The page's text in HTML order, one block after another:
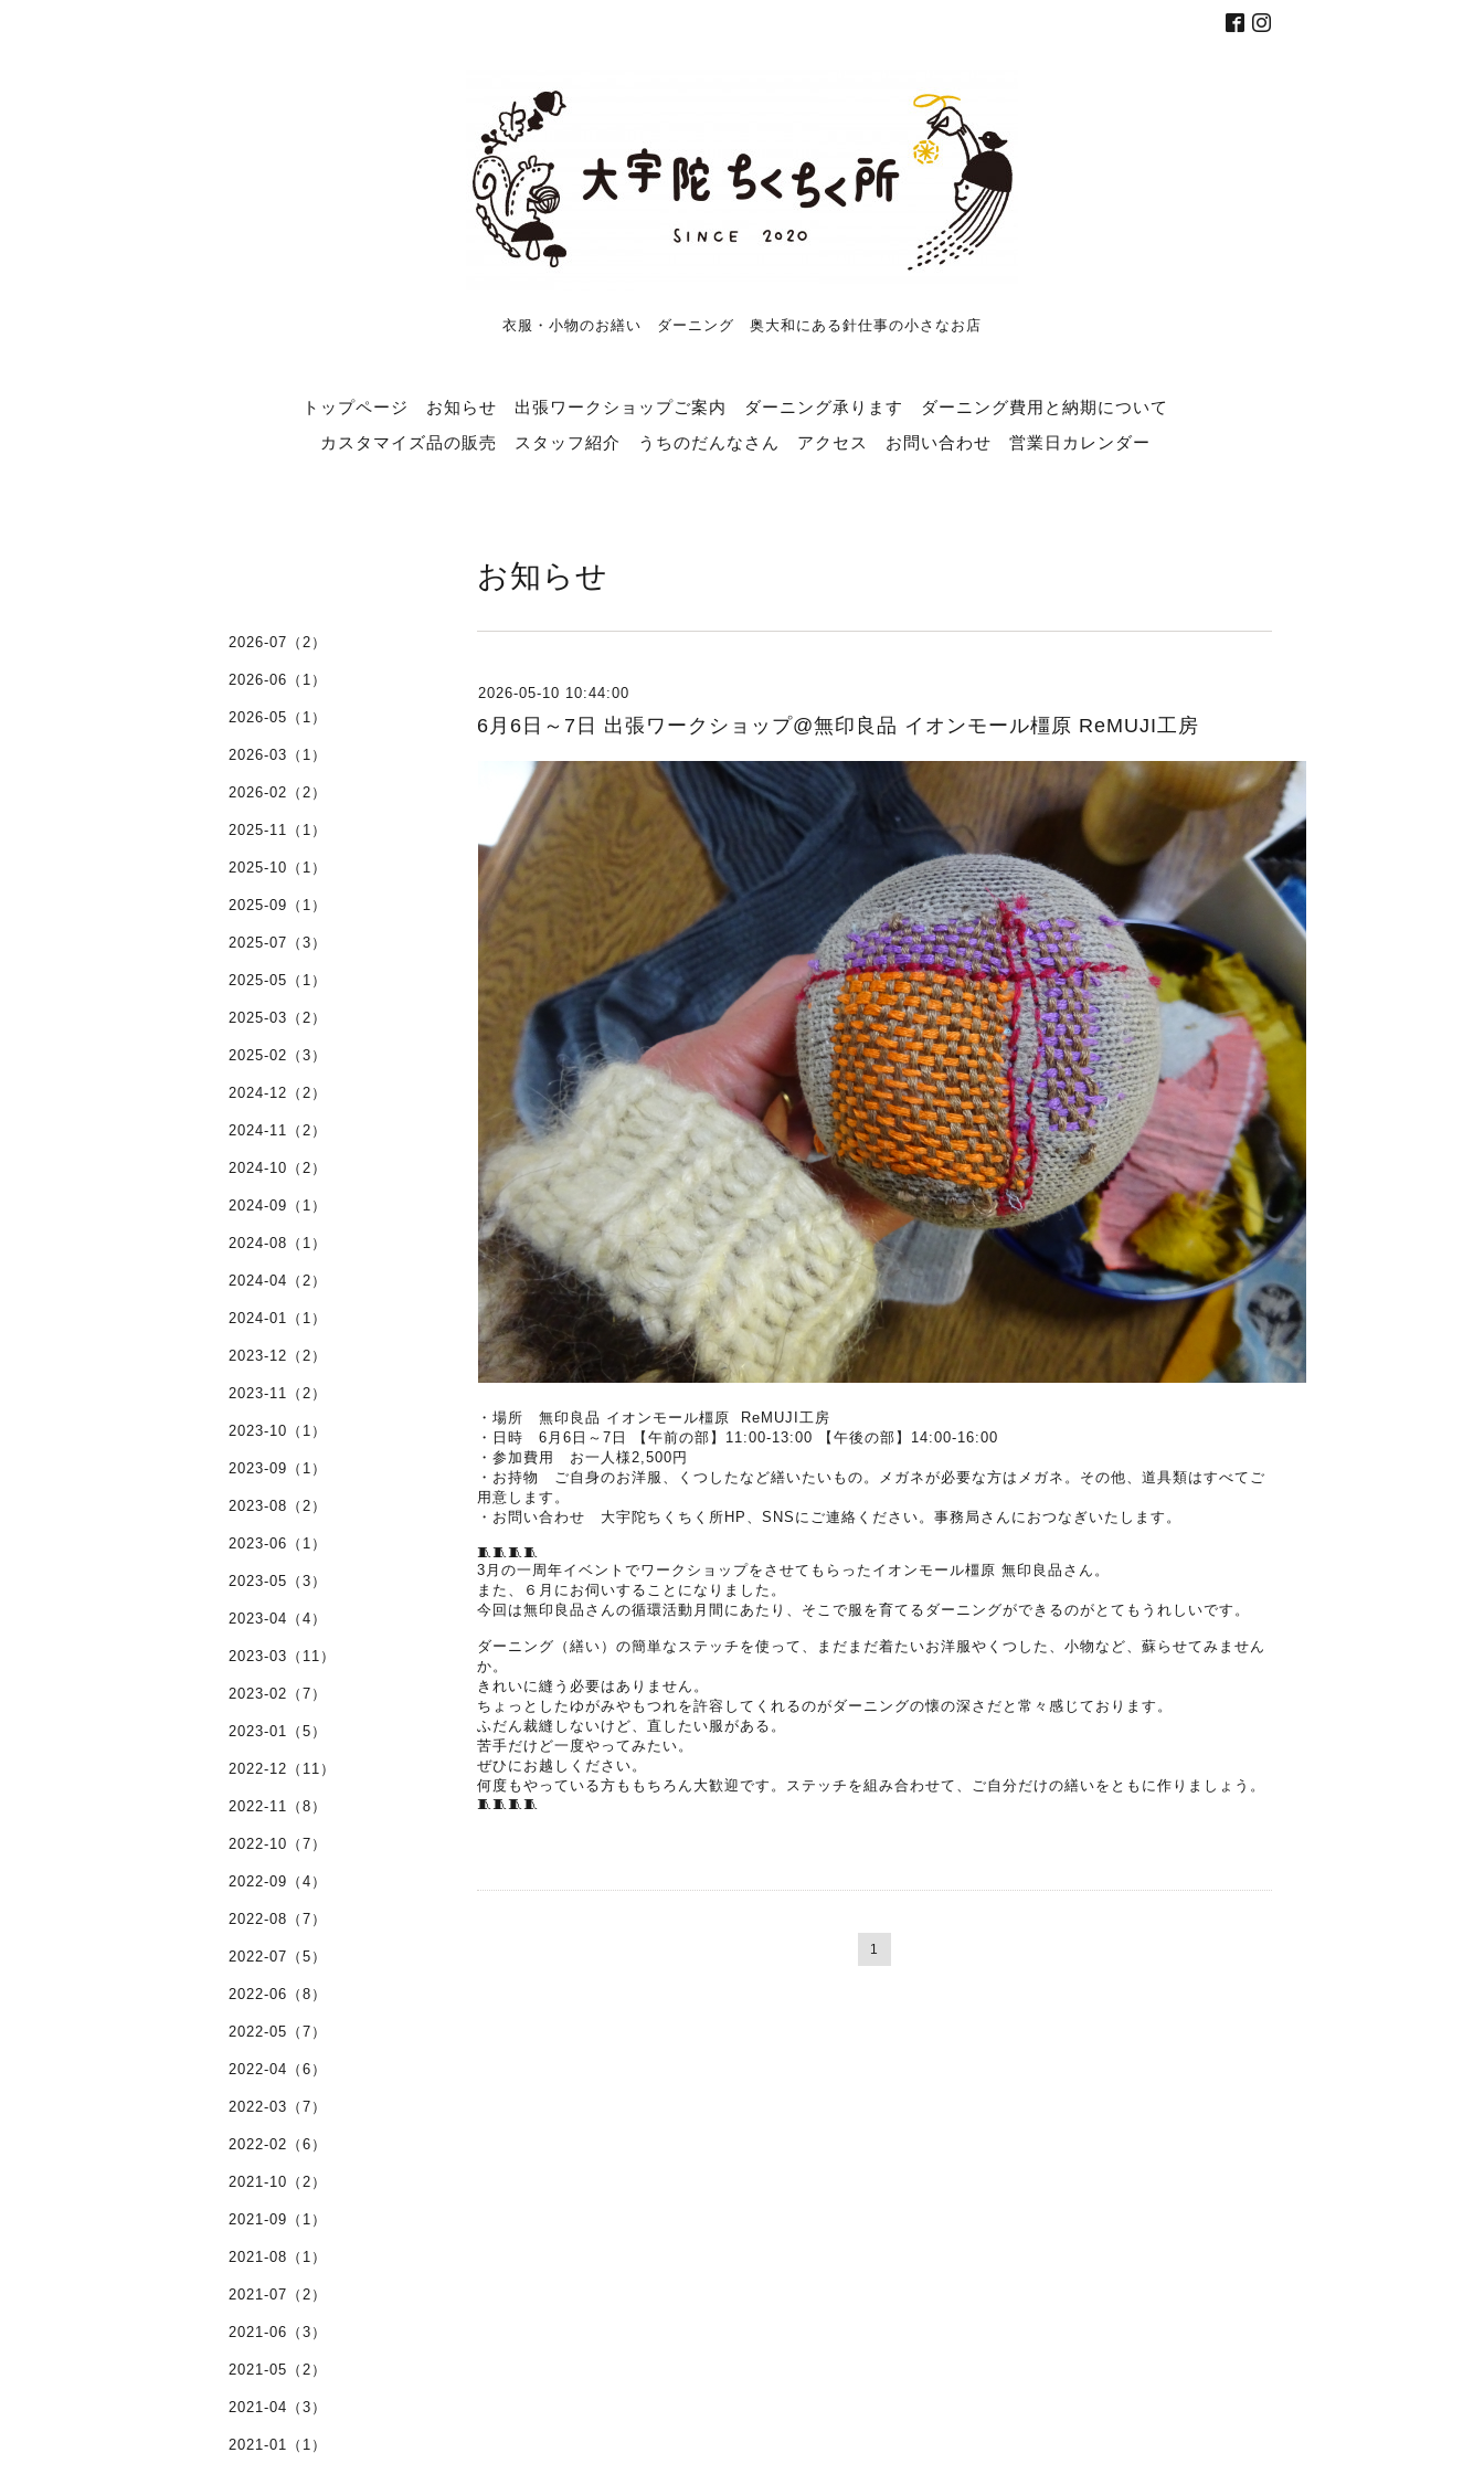
衣服・小物のお繕い ダーニング 奥大和にある針仕事の小さなお店
トップページ お知らせ 出張ワークショップご案内 ダーニング承ります
ダーニング費用と納期について
カスタマイズ品の販売
スタッフ紹介 うちのだんなさん アクセス お問い合わせ 営業日カレンダー
お知らせ
2026-05-10 10:44:00
6月6日～7日 出張ワークショップ@無印良品 イオンモール橿原 ReMUJI工房
・場所 無印良品 イオンモール橿原 ReMUJI工房
・日時 6月6日～7日 【午前の部】11:00-13:00 【午後の部】14:00-16:00
・参加費用 お一人様2,500円
・お持物 ご自身のお洋服、くつしたなど繕いたいもの。メガネが必要な方はメガネ。その他、道具類はすべてご
用意します。
・お問い合わせ 大宇陀ちくちく所HP、SNSにご連絡ください。事務局さんにおつなぎいたします。
🧵🧵🧵🧵
3月の一周年イベントでワークショップをさせてもらったイオンモール橿原 無印良品さん。
また、６月にお伺いすることになりました。
今回は無印良品さんの循環活動月間にあたり、そこで服を育てるダーニングができるのがとてもうれしいです。
ダーニング（繕い）の簡単なステッチを使って、まだまだ着たいお洋服やくつした、小物など、蘇らせてみません
か。
きれいに縫う必要はありません。
ちょっとしたゆがみやもつれを許容してくれるのがダーニングの懐の深さだと常々感じております。
ふだん裁縫しないけど、直したい服がある。
苦手だけど一度やってみたい。
ぜひにお越しください。
何度もやっている方ももちろん大歓迎です。ステッチを組み合わせて、ご自分だけの繕いをともに作りましょう。
🧵🧵🧵🧵
1
2026-07（2）
2026-06（1）
2026-05（1）
2026-03（1）
2026-02（2）
2025-11（1）
2025-10（1）
2025-09（1）
2025-07（3）
2025-05（1）
2025-03（2）
2025-02（3）
2024-12（2）
2024-11（2）
2024-10（2）
2024-09（1）
2024-08（1）
2024-04（2）
2024-01（1）
2023-12（2）
2023-11（2）
2023-10（1）
2023-09（1）
2023-08（2）
2023-06（1）
2023-05（3）
2023-04（4）
2023-03（11）
2023-02（7）
2023-01（5）
2022-12（11）
2022-11（8）
2022-10（7）
2022-09（4）
2022-08（7）
2022-07（5）
2022-06（8）
2022-05（7）
2022-04（6）
2022-03（7）
2022-02（6）
2021-10（2）
2021-09（1）
2021-08（1）
2021-07（2）
2021-06（3）
2021-05（2）
2021-04（3）
2021-01（1）